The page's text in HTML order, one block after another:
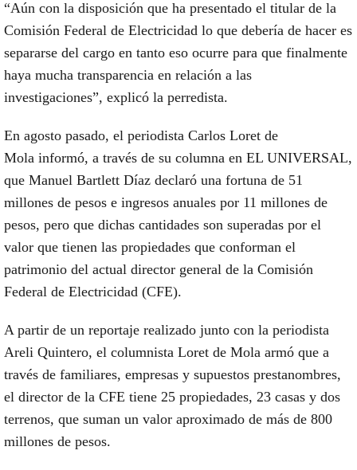
“Aún con la disposición que ha presentado el titular de la
Comisión Federal de Electricidad lo que debería de hacer es
separarse del cargo en tanto eso ocurre para que finalmente
haya mucha transparencia en relación a las
investigaciones”, explicó la perredista.
En agosto pasado, el periodista Carlos Loret de
Mola informó, a través de su columna en EL UNIVERSAL,
que Manuel Bartlett Díaz declaró una fortuna de 51
millones de pesos e ingresos anuales por 11 millones de
pesos, pero que dichas cantidades son superadas por el
valor que tienen las propiedades que conforman el
patrimonio del actual director general de la Comisión
Federal de Electricidad (CFE).
A partir de un reportaje realizado junto con la periodista
Areli Quintero, el columnista Loret de Mola armó que a
través de familiares, empresas y supuestos prestanombres,
el director de la CFE tiene 25 propiedades, 23 casas y dos
terrenos, que suman un valor aproximado de más de 800
millones de pesos.